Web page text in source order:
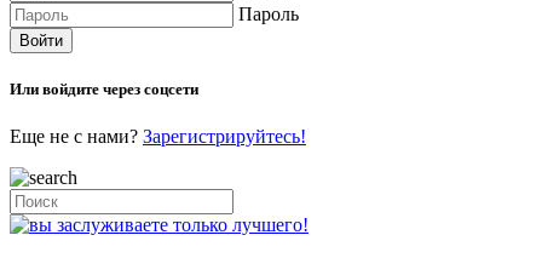
Пароль
Или войдите через соцсети
Еще не с нами? Зарегистрируйтесь!